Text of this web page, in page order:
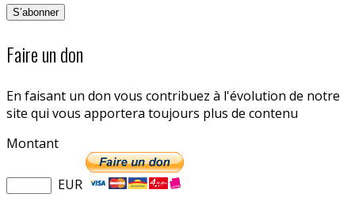
Faire un don
En faisant un don vous contribuez à l'évolution de notre
site qui vous apportera toujours plus de contenu
Montant
EUR